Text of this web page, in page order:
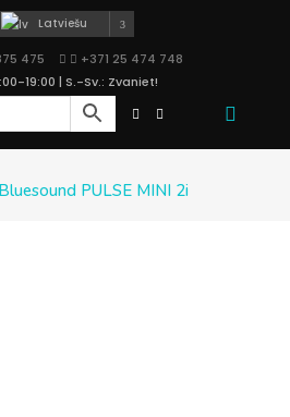
Latviešu
475
+371 25 474 748
19:00 | S.-Sv.: Zvaniet!
Bluesound PULSE MINI 2i